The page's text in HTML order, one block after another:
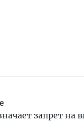
запрет на